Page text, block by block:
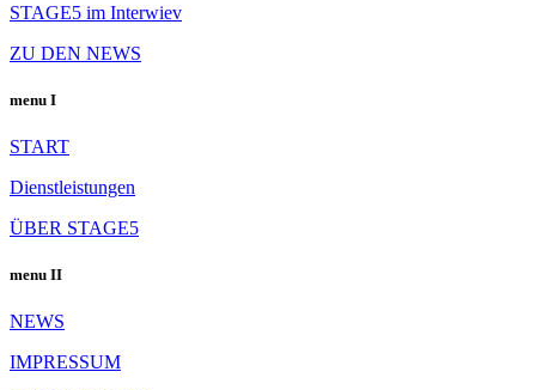
STAGE5 im Interwiev
ZU DEN NEWS
menu I
START
Dienstleistungen
ÜBER STAGE5
menu II
NEWS
IMPRESSUM